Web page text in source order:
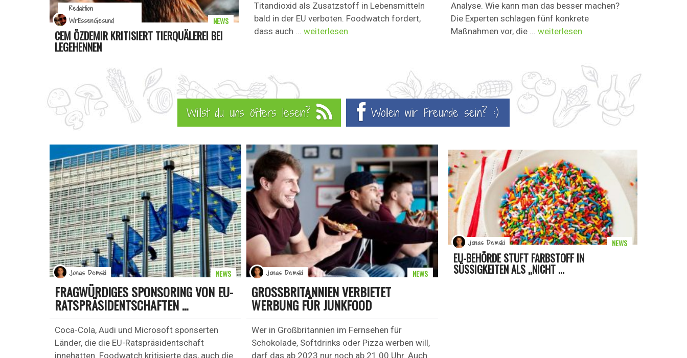
CEM ÖZDEMIR KRITISIERT TIERQUÄLEREI BEI
LEGEHENNEN
NEWS
Redaktion
WirEssenGesund
Titandioxid als Zusatzstoff in Lebensmitteln
bald in der EU verboten. Foodwatch fordert,
dass auch ... weiterlesen
Analyse. Wie kann man das besser machen?
Die Experten schlagen fünf konkrete
Maßnahmen vor, die ... weiterlesen
Willst du uns öfters lesen? Wollen wir Freunde sein? :)
FRAGWÜRDIGES SPONSORING VON EU-
RATSPRÄSIDENTSCHAFTEN ...
Coca-Cola, Audi und Microsoft sponserten
Länder, die die EU-Ratspräsidentschaft
innehatten. Foodwatch kritisierte das, auch die
NEWS
Jonas Demski
GROSSBRITANNIEN VERBIETET W
ERBUNG FÜR JUNKFOOD
Wer in Großbritannien im Fernsehen für
Schokolade, Softdrinks oder Pizza werben will,
darf das ab 2023 nur noch ab 21.00 Uhr. Auch
NEWS
Jonas Demski
EU-BEHÖRDE STUFT FARBSTOFF IN
SÜSSIGKEITEN ALS „NICHT ...
NEWS
Jonas Demski